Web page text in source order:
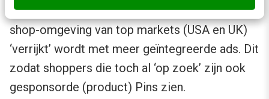
september bekendgemaakt. Namelijk dat de
shop-omgeving van top markets (USA en UK)
‘verrijkt’ wordt met meer geïntegreerde ads. Dit
zodat shoppers die toch al ‘op zoek’ zijn ook
gesponsorde (product) Pins zien.